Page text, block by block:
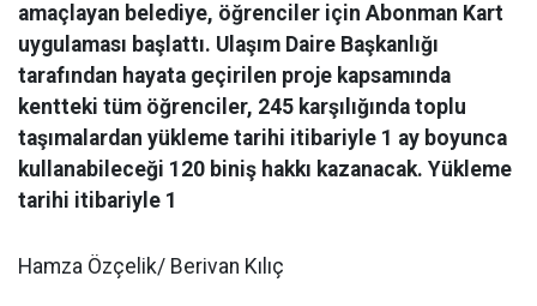
amaçlayan belediye, öğrenciler için Abonman Kart
uygulaması başlattı. Ulaşım Daire Başkanlığı
tarafından hayata geçirilen proje kapsamında
kentteki tüm öğrenciler, 245 karşılığında toplu
taşımalardan yükleme tarihi itibariyle 1 ay boyunca
kullanabileceği 120 biniş hakkı kazanacak. Yükleme
tarihi itibariyle 1
Hamza Özçelik/ Berivan Kılıç